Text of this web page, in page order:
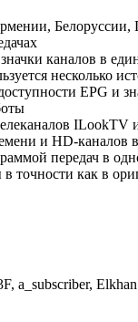
каналов в
несколько
EPG и
ILookTV
и HD-каналов
передач в
точности как в
a_subscriber,